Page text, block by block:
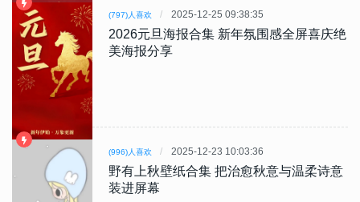
(797)人喜欢 2025-12-25 09:38:35
2026元旦海报合集 新年氛围感全屏喜庆绝
美海报分享
(996)人喜欢 2025-12-23 10:03:36
野有上秋壁纸合集 把治愈秋意与温柔诗意
装进屏幕